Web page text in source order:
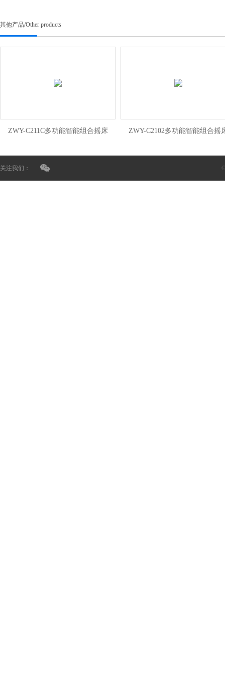
其他产品/Other products
ZWY-C211C多功能智能组合摇床 ZWY-C2102多功能智能组合摇
关注我们：